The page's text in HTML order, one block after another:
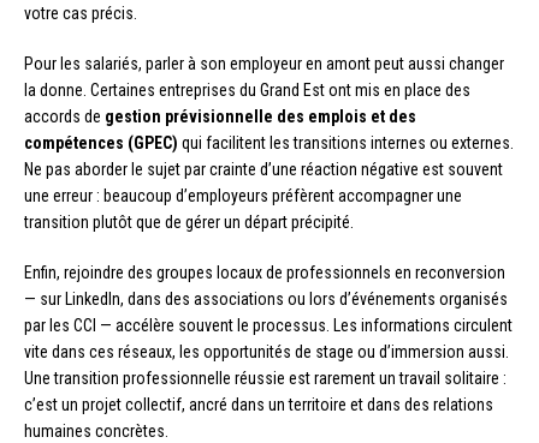
votre cas précis.
Pour les salariés, parler à son employeur en amont peut aussi changer
la donne. Certaines entreprises du Grand Est ont mis en place des
accords de gestion prévisionnelle des emplois et des
compétences (GPEC) qui facilitent les transitions internes ou externes.
Ne pas aborder le sujet par crainte d’une réaction négative est souvent
une erreur : beaucoup d’employeurs préfèrent accompagner une
transition plutôt que de gérer un départ précipité.
Enfin, rejoindre des groupes locaux de professionnels en reconversion
— sur LinkedIn, dans des associations ou lors d’événements organisés
par les CCI — accélère souvent le processus. Les informations circulent
vite dans ces réseaux, les opportunités de stage ou d’immersion aussi.
Une transition professionnelle réussie est rarement un travail solitaire :
c’est un projet collectif, ancré dans un territoire et dans des relations
humaines concrètes.